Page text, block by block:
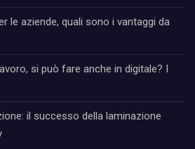
le aziende, quali sono i vantaggi da
si può fare anche in digitale? I
il successo della laminazione